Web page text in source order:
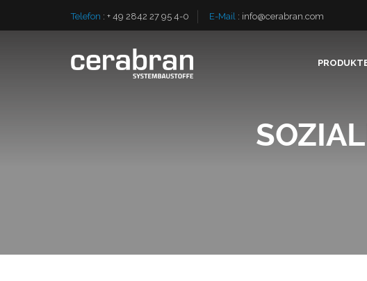
Telefon : + 49 2842 27 95 4-0 E-Mail : info@cerabran.com